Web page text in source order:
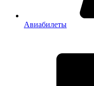
Авиабилеты